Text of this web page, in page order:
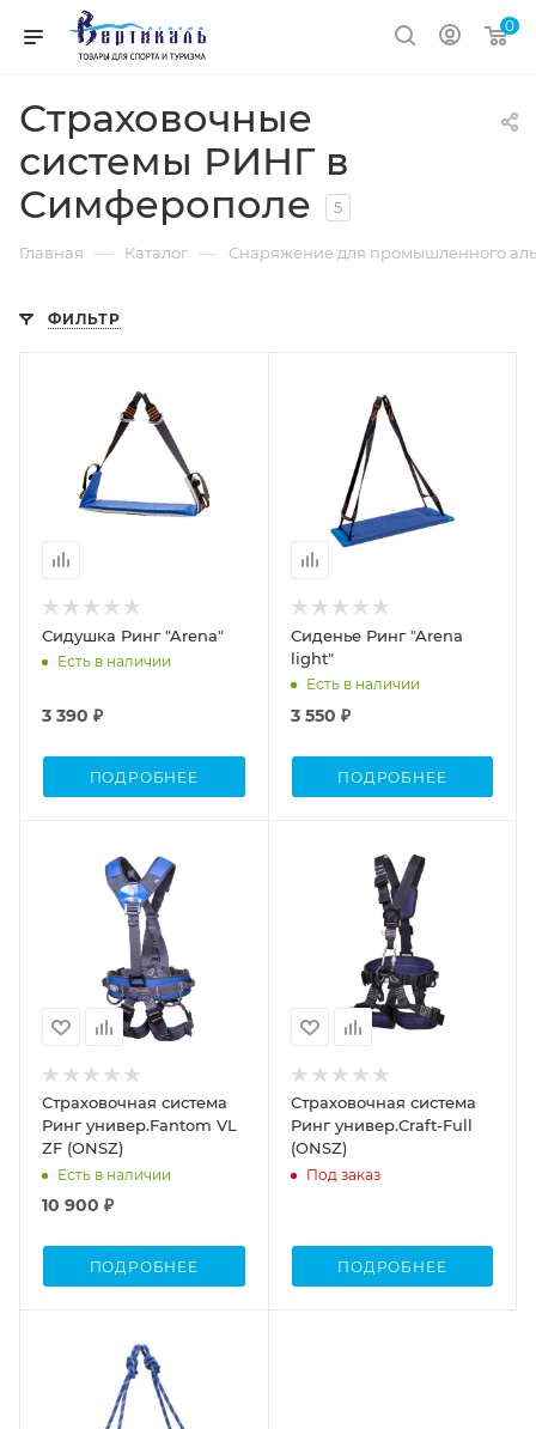
0
Страховочные
системы РИНГ в
Симферополе
5
Главная — Каталог — Снаряжение для промышленного
ФИЛЬТР
Сидушка Ринг "Arena"
Есть в наличии
3 390 ₽
ПОДРОБНЕЕ
Сиденье Ринг "Arena
light"
Есть в наличии
3 550 ₽
ПОДРОБНЕЕ
Страховочная система
Ринг универ.Fantom VL
ZF (ONSZ)
Есть в наличии
10 900 ₽
ПОДРОБНЕЕ
Страховочная система
Ринг универ.Craft-Full
(ONSZ)
Под заказ
ПОДРОБНЕЕ